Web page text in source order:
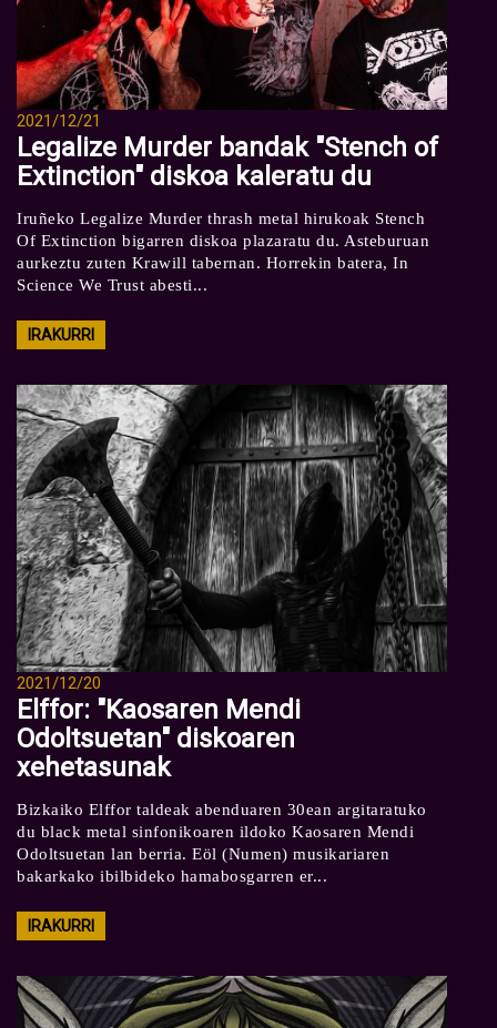
2021/12/21
Legalize Murder bandak "Stench of
Extinction" diskoa kaleratu du
Iruñeko Legalize Murder thrash metal hirukoak Stench
Of Extinction bigarren diskoa plazaratu du. Asteburuan
aurkeztu zuten Krawill tabernan. Horrekin batera, In
Science We Trust abesti...
IRAKURRI
2021/12/20
Elffor: "Kaosaren Mendi
Odoltsuetan" diskoaren
xehetasunak
Bizkaiko Elffor taldeak abenduaren 30ean argitaratuko
du black metal sinfonikoaren ildoko Kaosaren Mendi
Odoltsuetan lan berria. Eöl (Numen) musikariaren
bakarkako ibilbideko hamabosgarren er...
IRAKURRI